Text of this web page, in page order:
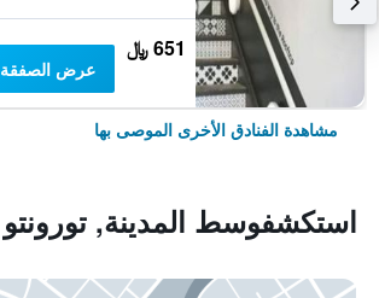
651 ﷼
عرض الصفقة
مشاهدة الفنادق الأخرى الموصى بها
استكشفوسط المدينة, تورونتو